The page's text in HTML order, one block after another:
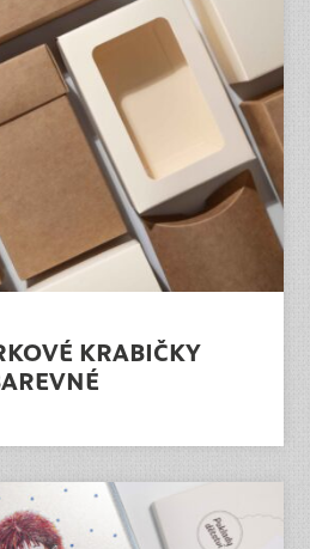
KRABIČKY